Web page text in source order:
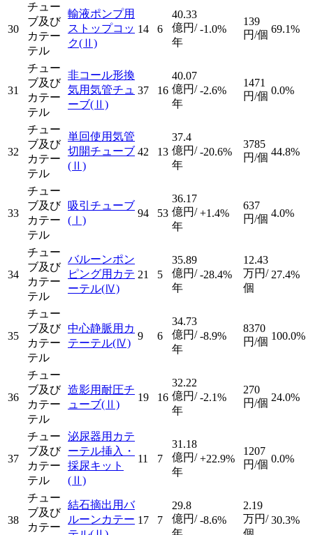
30
チュー
ブ及び
カテー
テル
輸液ポンプ用
ストップコッ
ク(Ⅱ)
14 6
40.33
億円/
年
-1.0%
139
円/個 69.1%
31
チュー
ブ及び
カテー
テル
非コール形換
気用気管チュ
ーブ(Ⅱ)
37 16
40.07
億円/
年
-2.6%
1471
円/個 0.0%
32
チュー
ブ及び
カテー
テル
単回使用気管
切開チューブ
(Ⅱ)
42 13
37.4
億円/
年
-20.6%
3785
円/個 44.8%
33
チュー
ブ及び
カテー
テル
吸引チューブ
(Ⅰ)
94 53
36.17
億円/
年
+1.4%
637
円/個 4.0%
34
チュー
ブ及び
カテー
テル
バルーンポン
ピング用カテ
ーテル(Ⅳ)
21 5
35.89
億円/
年
-28.4%
12.43
万円/
個
27.4%
35
チュー
ブ及び
カテー
テル
中心静脈用カ
テーテル(Ⅳ)
9 6
34.73
億円/
年
-8.9%
8370
円/個 100.0%
36
チュー
ブ及び
カテー
テル
造影用耐圧チ
ューブ(Ⅱ)
19 16
32.22
億円/
年
-2.1%
270
円/個 24.0%
37
チュー
ブ及び
カテー
テル
泌尿器用カテ
ーテル挿入・
採尿キット
(Ⅱ)
11 7
31.18
億円/
年
+22.9%
1207
円/個 0.0%
38
チュー
ブ及び
カテー
結石摘出用バ
ルーンカテー 17 7
29.8
億円/ -8.6%
2.19
万円/ 30.3%